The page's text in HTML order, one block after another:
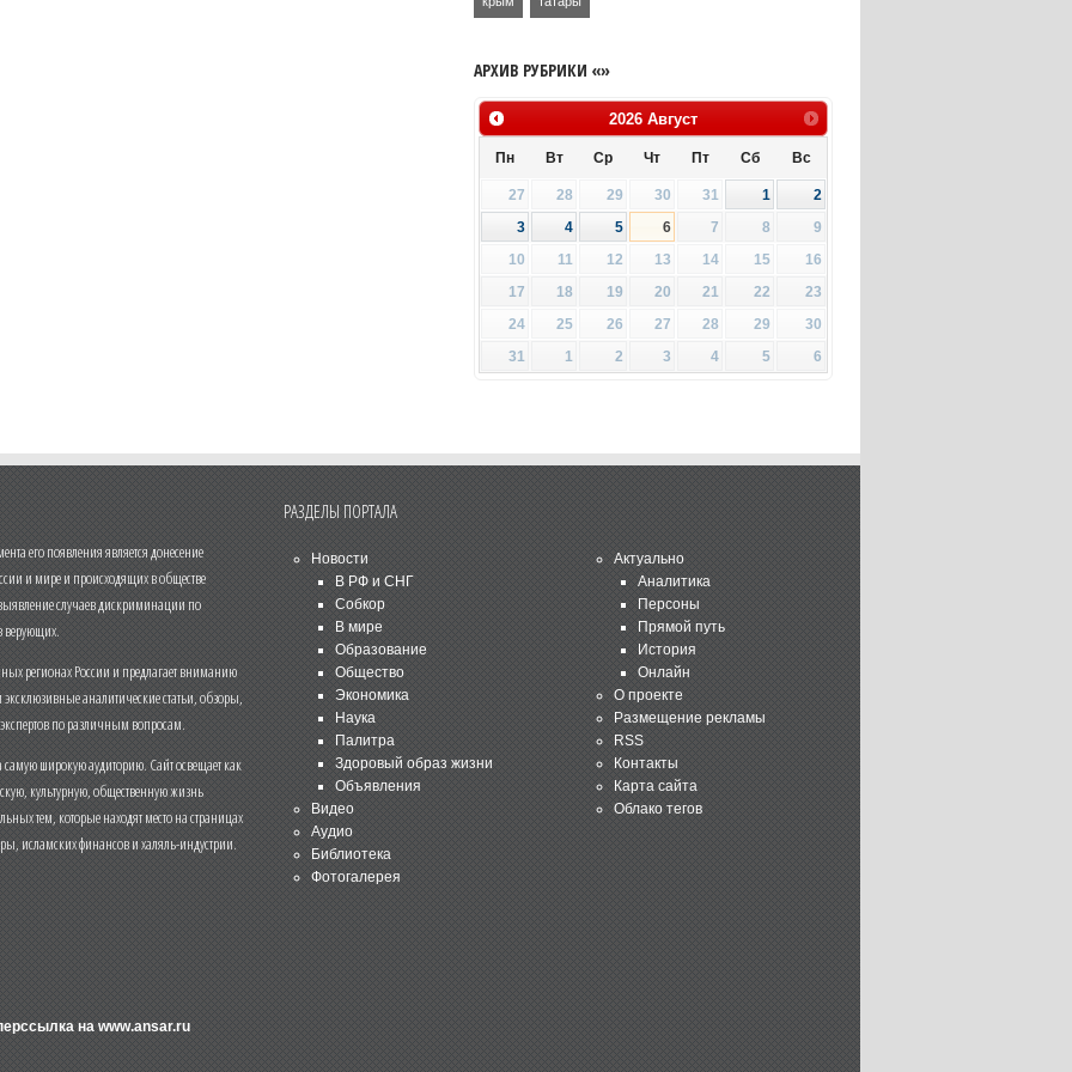
АРХИВ РУБРИКИ «»
2026 Август
Пн Вт Ср Чт Пт Сб Вс
27 28 29 30 31 1
2
3
4 5 6 7 8
9
10
11 12 13 14 15
16
17
18 19 20 21 22
23
24
25 26 27 28 29
30
31
1 2 3 4 5 6
его появления является донесение
и мире и происходящих в обществе
случаев дискриминации по
регионах России и предлагает вниманию
аналитические статьи, обзоры,
по различным вопросам.
широкую аудиторию. Сайт освещает как
культурную, общественную жизнь
тем, которые находят место на страницах
исламских финансов и халяль-индустрии.
на www.ansar.ru
РАЗДЕЛЫ ПОРТАЛА
Новости
В РФ и СНГ
Собкор
В мире
Образование
Общество
Экономика
Наука
Палитра
Здоровый образ жизни
Объявления
Видео
Аудио
Библиотека
Фотогалерея
Актуально
Аналитика
Персоны
Прямой путь
История
Онлайн
О проекте
Размещение рекламы
RSS
Контакты
Карта сайта
Облако тегов